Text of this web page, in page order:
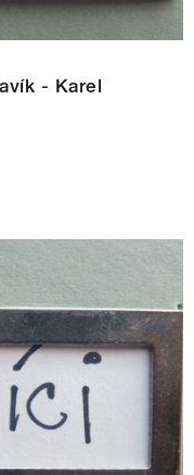
- Karel